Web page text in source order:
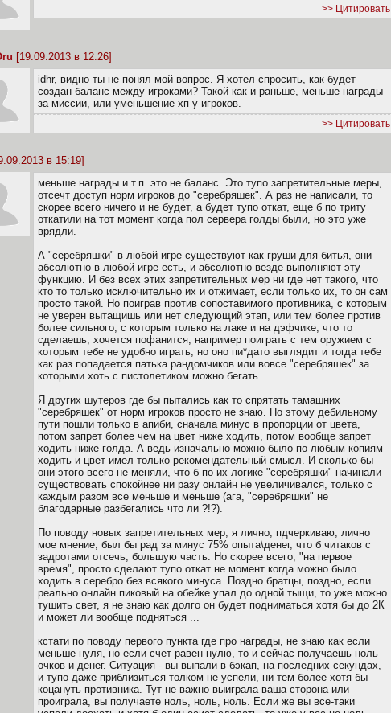
>> Цитировать
[19.09.2013 в 12:26]
idhr, видно ты не понял мой вопрос. Я хотел спросить, как будет
создан баланс между игроками? Такой как и раньше, меньше награды
за миссии, или уменьшение хп у игроков.
>> Цитировать
в 15:19]
меньше награды и т.п. это не баланс. Это тупо запретительные меры,
отсечт доступ норм игроков до "серебряшек". А раз не написали, то
скорее всего ничего и не будет, а будет тупо откат, еще б по триту
откатили на тот момент когда пол сервера голды были, но это уже
врядли.
А "серебряшки" в любой игре существуют как груши для битья, они
абсолютно в любой игре есть, и абсолютно везде выполняют эту
функцию. И без всех этих запретительных мер ни где нет такого, что
кто то только исключительно их и отжимает, если только их, то он сам
просто такой. Но поиграв против сопоставимого противника, с которым
не уверен вытащишь или нет следующий этап, или тем более против
более сильного, с которым только на лаке и на дэфчике, что то
сделаешь, хочется пофанится, например поиграть с тем оружием с
которым тебе не удобно играть, но оно пи*дато выглядит и тогда тебе
как раз попадается патька рандомчиков или вовсе "серебряшек" за
которыми хоть с пистолетиком можно бегать.
Я других шутеров где бы пытались как то спрятать тамашних
"серебряшек" от норм игроков просто не знаю. По этому дебильному
пути пошли только в апиби, сначала минус в пропорции от цвета,
потом запрет более чем на цвет ниже ходить, потом вообще запрет
ходить ниже голда. А ведь изначально можно было по любым копиям
ходить и цвет имел только рекомендательный смысл. И сколько бы
они этого всего не меняли, что б по их логике "серебряшки" начинали
существовать спокойнее ни разу онлайн не увеличивался, только с
каждым разом все меньше и меньше (ага, "серебряшки" не
благодарные разбегались что ли ?!?).
По поводу новых запретительных мер, я лично, пдчеркиваю, лично
мое мнение, был бы рад за минус 75% опыта\денег, что б читаков с
задротами отсечь, большую часть. Но скорее всего, "на первое
время", просто сделают тупо откат не момент когда можно было
ходить в серебро без всякого минуса. Поздно братцы, поздно, если
реально онлайн пиковый на обейке упал до одной тыщи, то уже можно
тушить свет, я не знаю как долго он будет подниматься хотя бы до 2К
и может ли вообще подняться ...
кстати по поводу первого пункта где про награды, не знаю как если
меньше нуля, но если счет равен нулю, то и сейчас получаешь ноль
очков и денег. Ситуация - вы выпали в бэкап, на последних секундах,
и тупо даже приблизиться толком не успели, ни тем более хотя бы
коцануть противника. Тут не важно выиграла ваша сторона или
проиграла, вы получаете ноль, ноль, ноль. Если же вы все-таки